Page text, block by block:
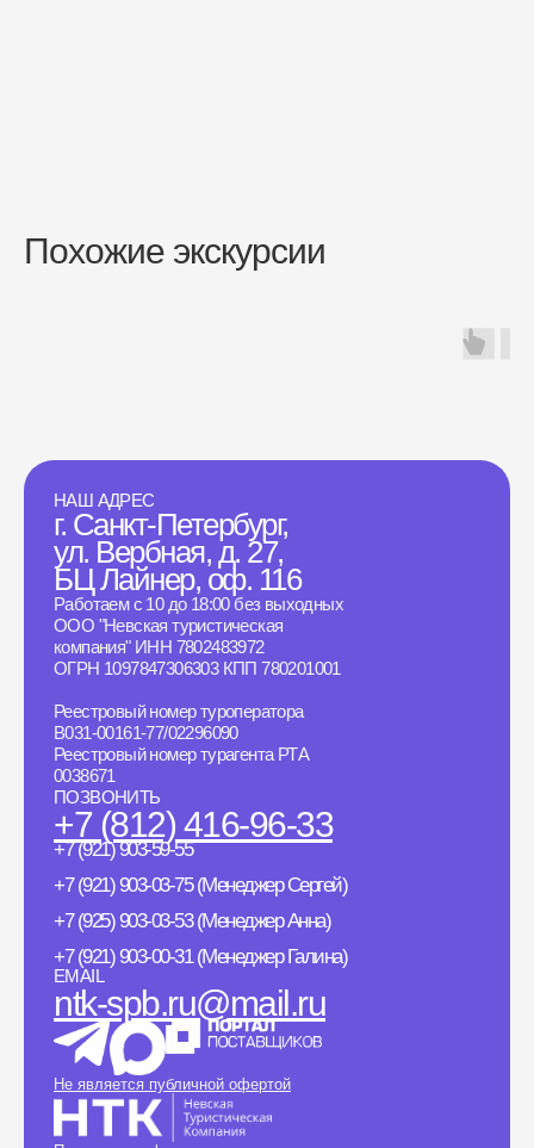
Похожие экскурсии
НАШ АДРЕС
г. Санкт-Петербург,
ул. Вербная, д. 27,
БЦ Лайнер, оф. 116
Работаем с 10 до 18:00 без выходных
ООО "Невская туристическая
компания" ИНН 7802483972
ОГРН 1097847306303 КПП 780201001
Реестровый номер туроператора
B031-00161-77/02296090
Реестровый номер турагента РТА
0038671
ПОЗВОНИТЬ
+7 (812) 416-96-33
+7 (921) 903-59-55
+7 (921) 903-03-75 (Менеджер Сергей)
+7 (925) 903-03-53 (Менеджер Анна)
+7 (921) 903-00-31 (Менеджер Галина)
EMAIL
ntk-spb.ru@mail.ru
Не является публичной офертой